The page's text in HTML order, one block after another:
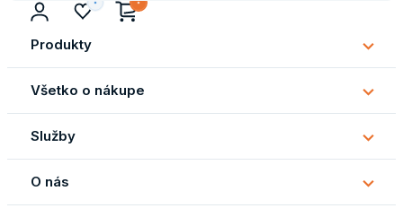
Produkty
Všetko o nákupe
o
Služby
O nás